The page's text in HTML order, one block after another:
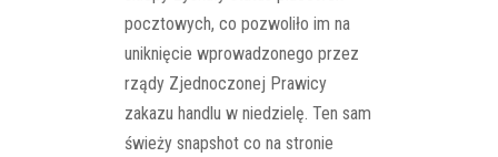
pocztowych, co pozwoliło im na
uniknięcie wprowadzonego przez
rządy Zjednoczonej Prawicy
zakazu handlu w niedzielę. Ten sam
świeży snapshot co na stronie